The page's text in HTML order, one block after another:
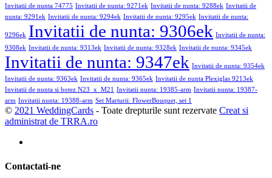
Invitatii de nunta 74775 Invitatii de nunta: 9271ek Invitatii de nunta: 9288ek Invitatii de
nunta: 9291ek Invitatii de nunta: 9294ek Invitatii de nunta: 9295ek Invitatii de nunta:
9296ek Invitatii de nunta: 9306ek Invitatii de nunta:
9308ek Invitatii de nunta: 9313ek Invitatii de nunta: 9328ek Invitatii de nunta: 9345ek
Invitatii de nunta: 9347ek Invitatii de nunta: 9354ek
Invitatii de nunta: 9363ek Invitatii de nunta: 9365ek Invitatii de nunta Plexiglas 9213ek
Invitatii de nunta si botez N23_x_M21 Invitatii nunta: 19385-arm Invitatii nunta: 19387-
arm Invitatii nunta: 19388-arm Set Marturii: FlowerBouquet, set 1
© 2021 WeddingCards - Toate drepturile sunt rezervate Creat si
administrat de TRRA.ro
Contactati-ne